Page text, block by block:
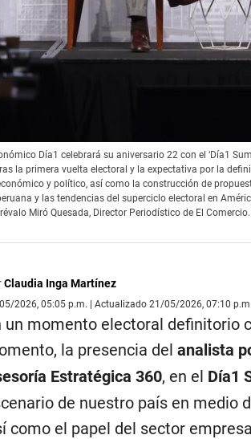
Día1 celebrará su aniversario 22 con el ‘Día1
la primera vuelta electoral y la expectativa por la
y político, así como la construcción de
y las tendencias del superciclo electoral en
Miró Quesada, Director Periodístico de El Comercio.
Claudia Inga Martínez
2026, 05:05 p.m. | Actualizado 21/05/2026, 07:10 p.m.
un momento electoral definitorio
la presencia del analista
Estratégica 360, en el Día1
de nuestro país en medio
como el papel del sector